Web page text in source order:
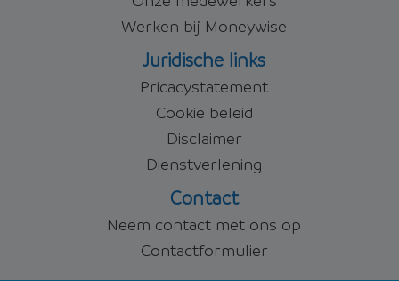
Werken bij Moneywise
Juridische links
Pricacystatement
Cookie beleid
Disclaimer
Dienstverlening
Contact
Neem contact met ons op
Contactformulier